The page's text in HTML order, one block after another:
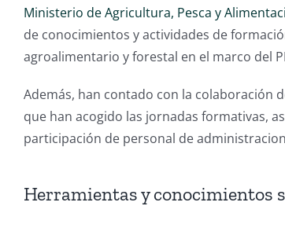
Ministerio de Agricultura, Pesca y
de conocimientos y actividades de
agroalimentario y forestal en el marco del
Además, han contado con la colaboración
que han acogido las jornadas formativas,
participación de personal de
Herramientas y conocimientos